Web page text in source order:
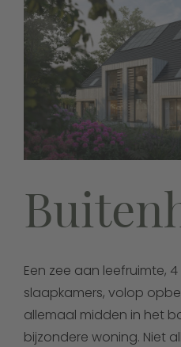
Een zee aan leefruimte,
slaapkamers, volop
allemaal midden in het
bijzondere woning. Niet